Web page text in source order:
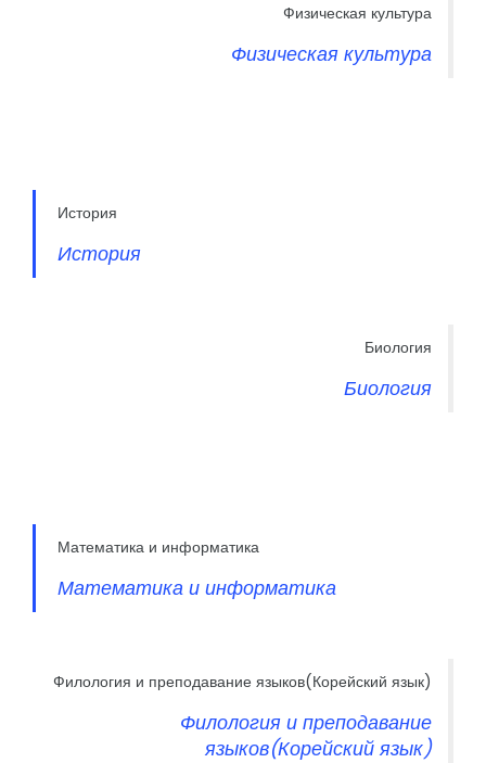
Физическая культура
Физическая культура
История
История
Биология
Биология
Математика и информатика
Математика и информатика
Филология и преподавание языков(Корейский язык)
Филология и преподавание
языков(Корейский язык)